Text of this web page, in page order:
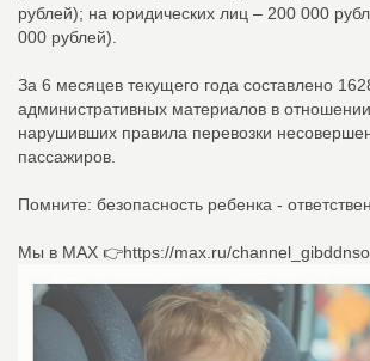
рублей); на юридических лиц – 200 000
000 рублей).
За 6 месяцев текущего года составлено
административных материалов в отношении
нарушивших правила перевозки
пассажиров.
Помните: безопасность ребенка -
Мы в МАХ 👉https://max.ru/channel_gibddnso